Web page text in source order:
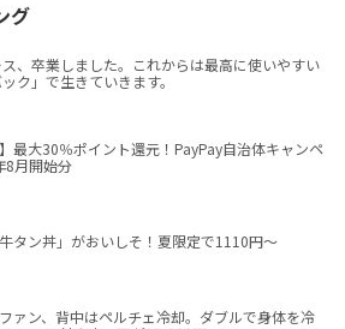
グ
、卒業しました。これからは最高に使いやすい
ク」で生きていきます。
】最大30％ポイント還元！PayPay自治体キャンペ
8月開始分
牛タン丼」がおいしそ！夏限定で1110円～
ァン、背中はペルチェ冷却。ダブルで身体を冷